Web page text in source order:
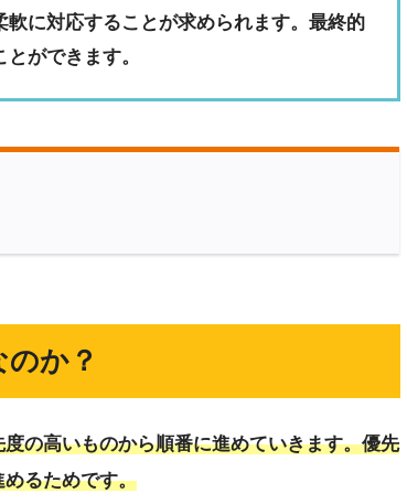
に対応することが求められます。最終的
ができます。
か？
の高いものから順番に進めていきます。優先
るためです。